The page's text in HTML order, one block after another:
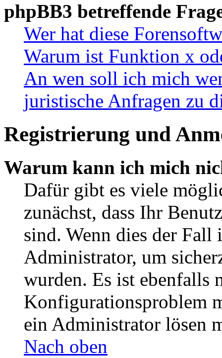
phpBB3 betreffende
Wer hat diese
Warum ist Funktion x
An wen soll ich mich
juristische Anfragen zu
Registrierung und
Warum kann ich mich
Dafür gibt es viele
zunächst, dass Ihr
sind. Wenn dies der Fall
Administrator, um
wurden. Es ist ebenfalls
Konfigurationsproblem
ein Administrator lösen
Nach oben